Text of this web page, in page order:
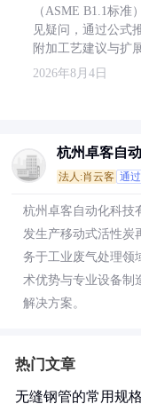
（ASME B1.1标准
见疑问，通过公式
附加工艺建议与扩
2026年8月4日
杭州卓客自
法人:肖云客 通
杭州卓客自动化科技
发生产移动式活性炭
务于工业废气处理领
术优势与专业设备制
解决方案。
热门文章
无缝钢管的常用规